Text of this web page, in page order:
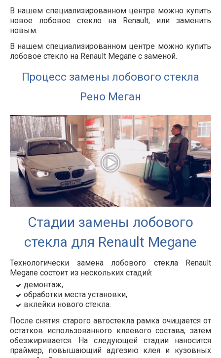
В нашем специализированном центре можно купить
новое лобовое стекло на Renault, или заменить
новым.
В нашем специализированном центре можно купить
лобовое стекло на Renault Megane с заменой.
Процесс замены лобового стекла
Рено Меган
Стадии замены лобового
стекла для Renault Megane
Технологически замена лобового стекла Renault
Megane состоит из нескольких стадий:
демонтаж,
обработки места установки,
вклейки нового стекла.
После снятия старого автостекла рамка очищается от
остатков использованного клеевого состава, затем
обезжиривается. На следующей стадии наносится
праймер, повышающий адгезию клея и кузовных